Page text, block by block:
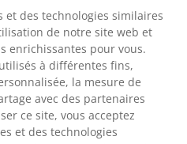
et des technologies similaires
de notre site web et
enrichissantes pour vous.
à différentes fins,
la mesure de
avec des partenaires
ce site, vous acceptez
et des technologies